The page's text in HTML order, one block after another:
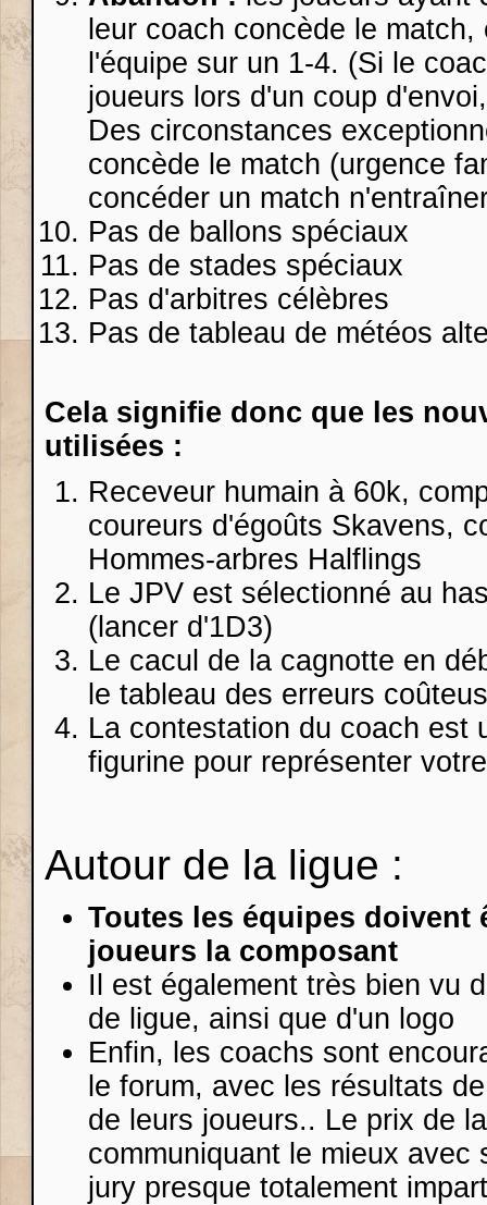
leur coach concède le
l'équipe sur un 1-4. (Si le
joueurs lors d'un coup
Des circonstances
concède le match (urgence
concéder un match
Pas de ballons spéciaux
Pas de stades spéciaux
Pas d'arbitres célèbres
Pas de tableau de météos
Cela signifie donc que les
utilisées :
Receveur humain à 60k,
coureurs d'égoûts Skavens,
Hommes-arbres Halflings
Le JPV est sélectionné au
(lancer d'1D3)
Le cacul de la cagnotte en
le tableau des erreurs
La contestation du coach est
figurine pour représenter
Autour de la ligue :
Toutes les équipes doivent
joueurs la composant
Il est également très bien vu
de ligue, ainsi que d'un logo
Enfin, les coachs sont
le forum, avec les résultats
de leurs joueurs.. Le prix de
communiquant le mieux
jury presque totalement